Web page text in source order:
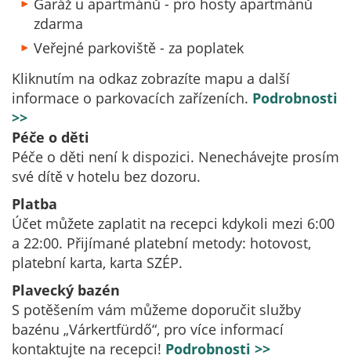
Garáž u apartmánů - pro hosty apartmánů
zdarma
Veřejné parkoviště - za poplatek
Kliknutím na odkaz zobrazíte mapu a další
informace o parkovacích zařízeních. Podrobnosti
>>
Péče o děti
Péče o děti není k dispozici. Nenechávejte prosím
své dítě v hotelu bez dozoru.
Platba
Účet můžete zaplatit na recepci kdykoli mezi 6:00
a 22:00. Přijímané platební metody: hotovost,
platební karta, karta SZÉP.
Plavecký bazén
S potěšením vám můžeme doporučit služby
bazénu „Várkertfürdő“, pro více informací
kontaktujte na recepci! Podrobnosti >>